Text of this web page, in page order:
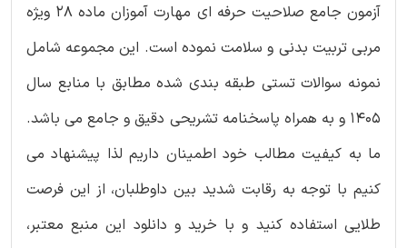
آزمون جامع صلاحیت حرفه ای مهارت آموزان ماده 28 ویژه
مربی تربیت بدنی و سلامت نموده است. این مجموعه شامل
نمونه سوالات تستی طبقه بندی شده مطابق با منابع سال
1405 و به همراه پاسخنامه تشریحی دقیق و جامع می باشد.
ما به کیفیت مطالب خود اطمینان داریم لذا پیشنهاد می
کنیم با توجه به رقابت شدید بین داوطلبان، از این فرصت
طلایی استفاده کنید و با خرید و دانلود این منبع معتبر،